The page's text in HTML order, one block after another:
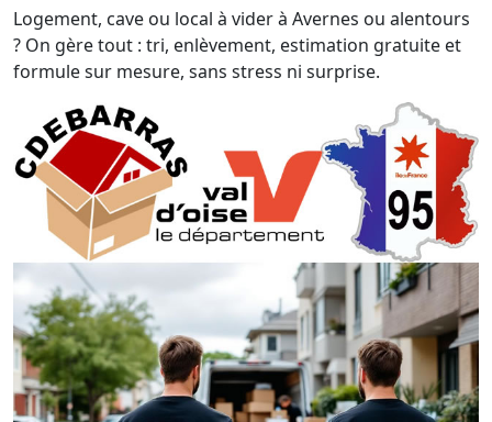
Logement, cave ou local à vider à Avernes ou alentours
? On gère tout : tri, enlèvement, estimation gratuite et
formule sur mesure, sans stress ni surprise.